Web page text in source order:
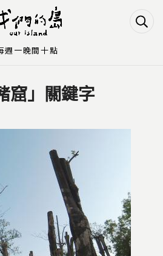
to Navigation
to Main content
窟」關鍵字
週一晚間十點